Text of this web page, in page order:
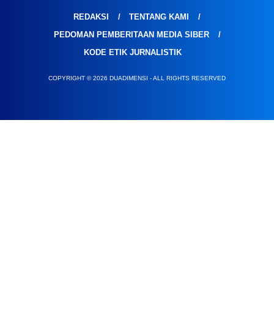
REDAKSI
TENTANG KAMI
PEDOMAN PEMBERITAAN MEDIA SIBER
KODE ETIK JURNALISTIK
COPYRIGHT © 2026 DUADIMENSI - ALL RIGHTS RESERVED